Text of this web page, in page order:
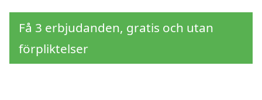
Få 3 erbjudanden, gratis och utan
förpliktelser